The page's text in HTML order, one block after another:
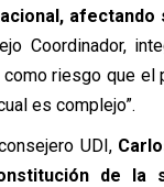
afectando
Coordinador,
riesgo que
es complejo”.
UDI,
de la